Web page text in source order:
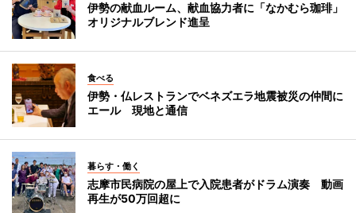
伊勢の献血ルーム、献血協力者に「なかむら珈琲」
オリジナルブレンド進呈
食べる
伊勢・仏レストランでベネズエラ地震被災の仲間に
エール 現地と通信
暮らす・働く
志摩市民病院の屋上で入院患者がドラム演奏 動画
再生が50万回超に